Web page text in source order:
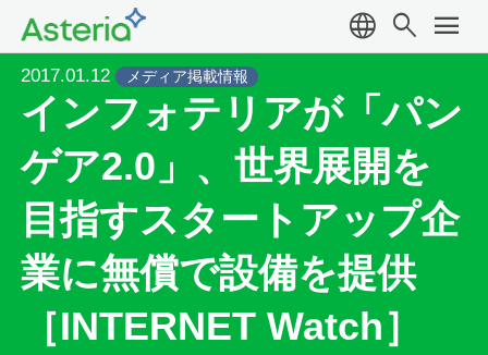
language search menu
2017.01.12 メディア掲載情報
インフォテリアが「パン
ゲア2.0」、世界展開を
目指すスタートアップ企
業に無償で設備を提供
［INTERNET Watch］